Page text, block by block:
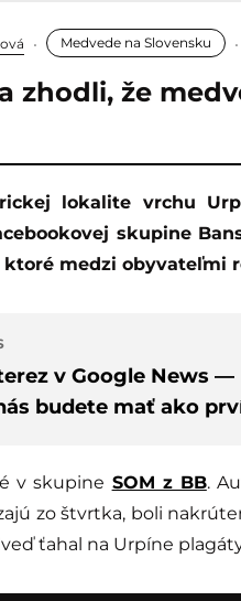
Medvede na Slovensku
zhodli, že
lokalite vrchu
skupine
ktoré medzi obyvateľmi
v Google News —
budete mať ako
v skupine SOM z BB.
zo štvrtka, boli
ťahal na Urpíne